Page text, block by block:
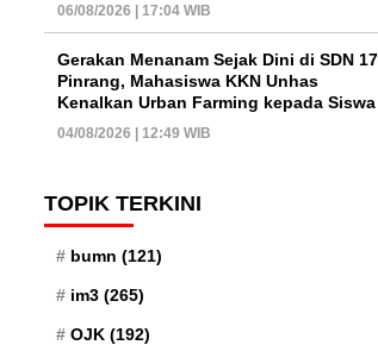
06/08/2026 | 17:04 WIB
Gerakan Menanam Sejak Dini di SDN
Pinrang, Mahasiswa KKN Unhas
Kenalkan Urban Farming kepada Siswa
04/08/2026 | 12:49 WIB
TOPIK TERKINI
bumn (121)
im3 (265)
OJK (192)